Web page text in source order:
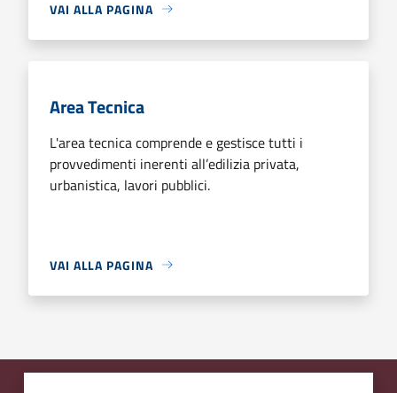
VAI ALLA PAGINA
Area Tecnica
L'area tecnica comprende e gestisce tutti i
provvedimenti inerenti all’edilizia privata,
urbanistica, lavori pubblici.
VAI ALLA PAGINA